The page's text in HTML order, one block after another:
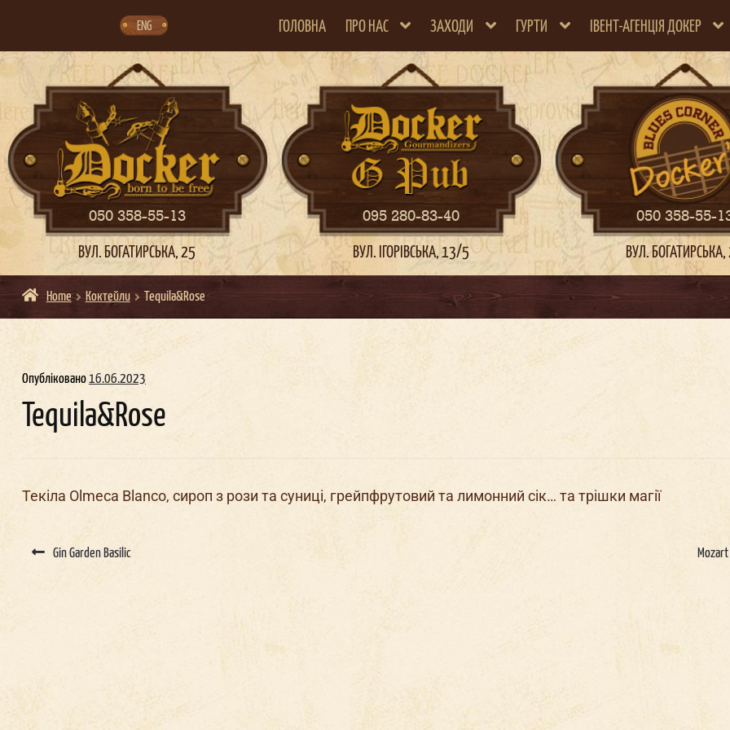
ENG ГОЛОВНА ПРО НАС ЗАХОДИ ГУРТИ ІВЕНТ-АГЕНЦІЯ ДОКЕР
050 358-55-13
ВУЛ. БОГАТИРСЬКА, 25
095 280-83-40
ВУЛ. ІГОРІВСЬКА, 13/5
050 358-55-
ВУЛ. БОГАТИРСЬКА,
Home Коктейли Tequila&Rose
Опубліковано16.06.2023
Tequila&Rose
Текіла Olmeca Blanco, сироп з рози та суниці, грейпфрутовий та лимонний сік… та трішки магії
navigation
Gin Garden Basilic
Мальчи
шник в
Докерах
Корпоратив в